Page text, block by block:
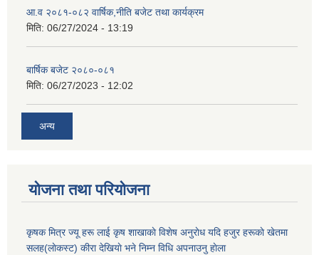
आ.व २०८१-०८२ वार्षिक,नीति बजेट तथा कार्यक्रम
मिति: 06/27/2024 - 13:19
बार्षिक बजेट २०८०-०८१
मिति: 06/27/2023 - 12:02
अन्य
योजना तथा परियोजना
कृषक मित्र ज्यू हरू लाई कृष शाखाकाे विशेष अनुराेध यदि हजुर हरूकाे खेतमा
सलह(लाेकस्ट) कीरा देखियाे भने निम्न विधि अपनाउनु हाेला